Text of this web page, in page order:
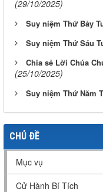
(29/10/2025)
Suy niệm Thứ Bảy
Suy niệm Thứ Sáu
Chia sẻ Lời Chúa
(25/10/2025)
Suy niệm Thứ Năm
CHỦ ĐỀ
Mục vụ
Cử Hành Bí Tích